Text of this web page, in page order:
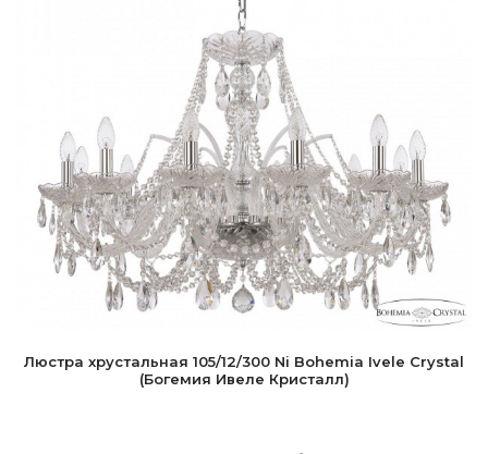
Люстра хрустальная 105/12/300 Ni Bohemia Ivele Crystal
(Богемия Ивеле Кристалл)